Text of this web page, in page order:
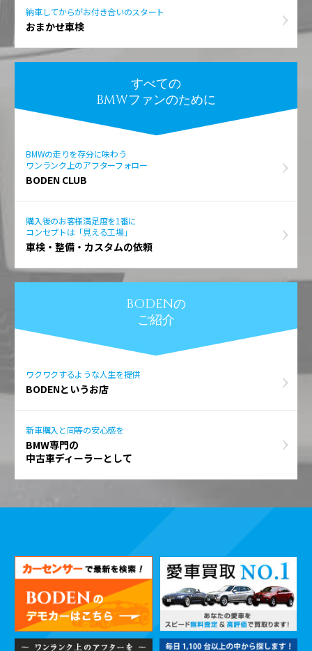
納車してからがお付き合いのスタート
おまかせ車検
すべての
BMWファンのために
BMWの走りを存分に味わう
ワンランク上のアフターフォロー
BODEN CLUB
購入後のお客様満足度を1番に
コンセプトは「見える工場」
車検・整備・カスタムの依頼
BODENの
ご紹介
ワクワクするような人生を提供
BODENというお店
新車購入と同等の安心感を
BMW専門の
中古車ディーラーとして